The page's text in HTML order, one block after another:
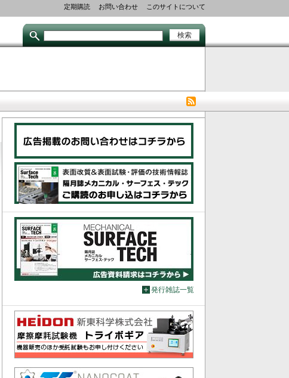
links
定期購読 お問い合わせ このサイトについて
発行雑誌一覧